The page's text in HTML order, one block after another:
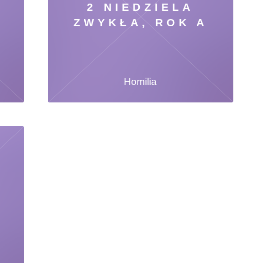
2 NIEDZIELA
ZWYKŁA, ROK A
Homilia